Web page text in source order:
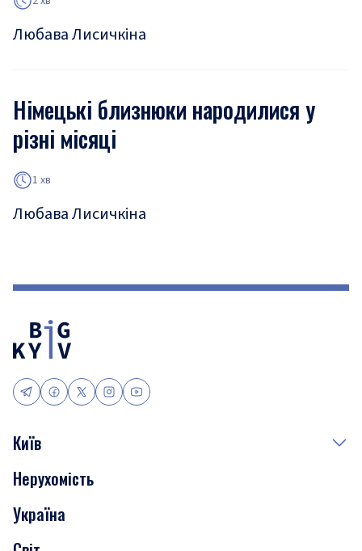
Любава Лисичкіна
Німецькі близнюки народилися у
різні місяці
1 хв
Любава Лисичкіна
Київ
Події
Скандали
Нерухомість
Україна